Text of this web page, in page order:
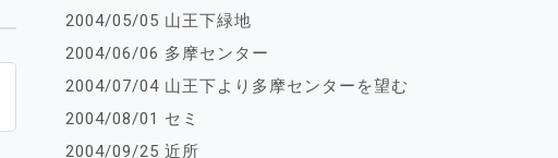
2004/05/05 山王下緑地
2004/06/06 多摩センター
2004/07/04 山王下より多摩センターを望む
2004/08/01 セミ
2004/09/25 近所